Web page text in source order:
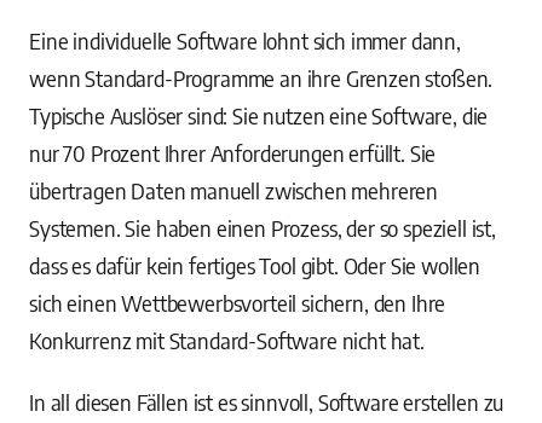
Eine individuelle Software lohnt sich immer dann,
wenn Standard-Programme an ihre Grenzen stoßen.
Typische Auslöser sind: Sie nutzen eine Software, die
nur 70 Prozent Ihrer Anforderungen erfüllt. Sie
übertragen Daten manuell zwischen mehreren
Systemen. Sie haben einen Prozess, der so speziell ist,
dass es dafür kein fertiges Tool gibt. Oder Sie wollen
sich einen Wettbewerbsvorteil sichern, den Ihre
Konkurrenz mit Standard-Software nicht hat.
In all diesen Fällen ist es sinnvoll, Software erstellen zu